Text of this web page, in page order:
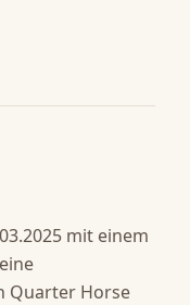
mit einem
Quarter Horse